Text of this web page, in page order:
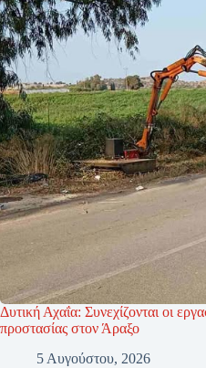
Δυτική Αχαΐα: Συνεχίζονται οι
προστασίας στον Άραξο
5 Αυγούστου, 2026